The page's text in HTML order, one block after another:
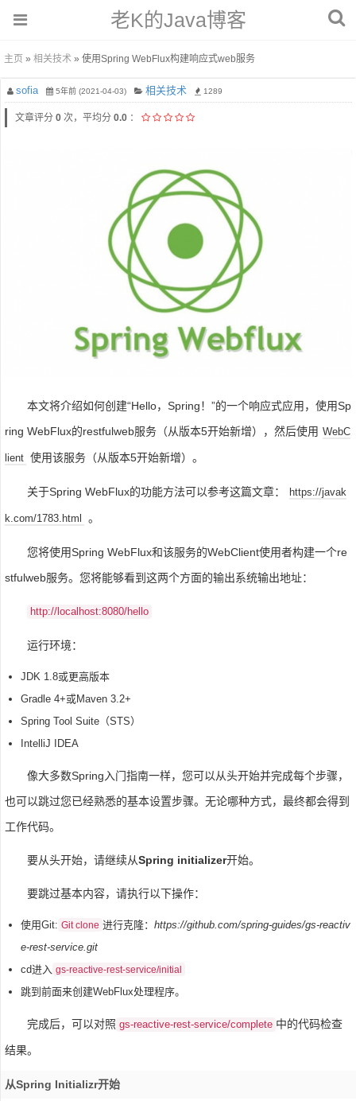
老K的Java博客
主页 » 相关技术 » 使用Spring WebFlux构建响应式web服务
sofia 5年前 (2021-04-03) 相关技术 1289
文章评分 0 次，平均分 0.0 ：
本文将介绍如何创建“Hello，Spring！”的一个响应式应用，使用Sp
ring WebFlux的restfulweb服务（从版本5开始新增），然后使用 WebC
lient 使用该服务（从版本5开始新增）。
关于Spring WebFlux的功能方法可以参考这篇文章： https://javak
k.com/1783.html 。
您将使用Spring WebFlux和该服务的WebClient使用者构建一个re
stfulweb服务。您将能够看到这两个方面的输出系统输出地址：
http://localhost:8080/hello
运行环境：
JDK 1.8或更高版本
Gradle 4+或Maven 3.2+
Spring Tool Suite（STS）
IntelliJ IDEA
像大多数Spring入门指南一样，您可以从头开始并完成每个步骤，
也可以跳过您已经熟悉的基本设置步骤。无论哪种方式，最终都会得到
工作代码。
要从头开始，请继续从Spring initializer开始。
要跳过基本内容，请执行以下操作：
使用Git: Git clone 进行克隆： https://github.com/spring-guides/gs-reactiv
e-rest-service.git
cd进入 gs-reactive-rest-service/initial
跳到前面来创建WebFlux处理程序。
完成后，可以对照 gs-reactive-rest-service/complete 中的代码检查
结果。
从Spring Initializr开始